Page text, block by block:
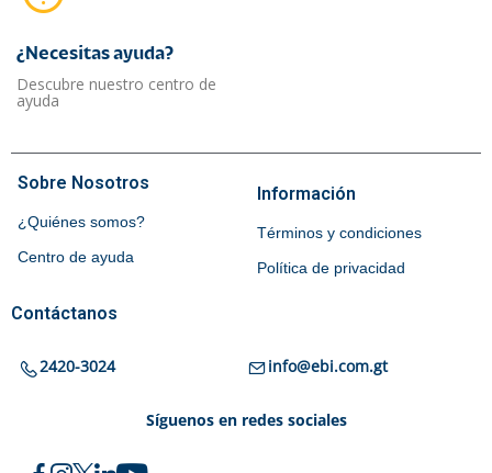
¿Necesitas ayuda?​
Descubre nuestro centro de
ayuda
Sobre Nosotros
¿Quiénes somos?
Centro de ayuda
Información
Términos y condiciones
Política de privacidad
Contáctanos
2420-3024 info@ebi.com.gt
Síguenos en redes sociales